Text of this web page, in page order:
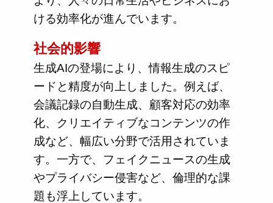
ける効率化が進んでいます。
社会的影響
生成AIの登場により、情報生成のスピ
ードと精度が向上しました。例えば、
会議記録の自動生成、顧客対応の効率
化、クリエイティブなコンテンツの作
成など、幅広い分野で活用されていま
す。一方で、フェイクニュースの生成
やプライバシー侵害など、倫理的な課
題も浮上しています。